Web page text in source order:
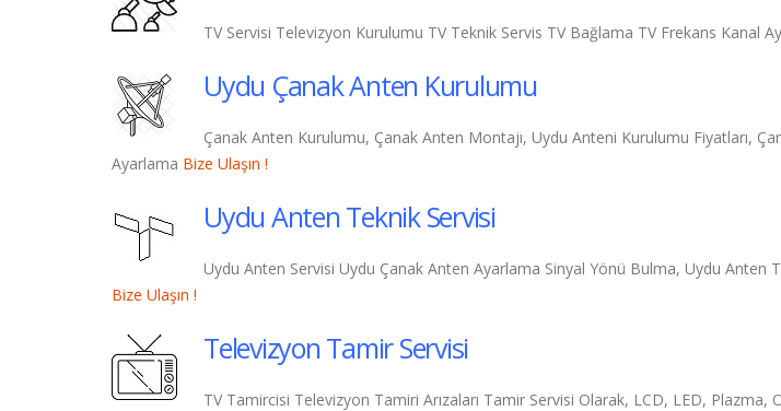
TV Servisi Televizyon Kurulumu TV Teknik Servis TV Bağlama TV Frekans Kanal
Uydu Çanak Anten Kurulumu
Çanak Anten Kurulumu, Çanak Anten Montajı, Uydu Anteni Kurulumu Fiyatları,
Ayarlama Bize Ulaşın !
Uydu Anten Teknik Servisi
Uydu Anten Servisi Uydu Çanak Anten Ayarlama Sinyal Yönü Bulma, Uydu Anten
Bize Ulaşın !
Televizyon Tamir Servisi
TV Tamircisi Televizyon Tamiri Arızaları Tamir Servisi Olarak, LCD, LED,